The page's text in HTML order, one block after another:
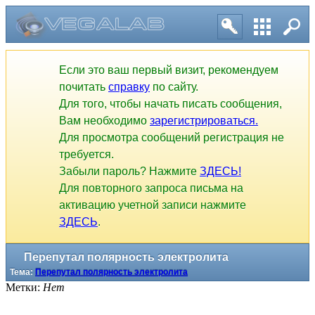
Если это ваш первый визит, рекомендуем
почитать справку по сайту.
Для того, чтобы начать писать сообщения,
Вам необходимо зарегистрироваться.
Для просмотра сообщений регистрация не
требуется.
Забыли пароль? Нажмите ЗДЕСЬ!
Для повторного запроса письма на
активацию учетной записи нажмите
ЗДЕСЬ.
Перепутал полярность электролита
Тема: Перепутал полярность электролита
Метки: Нет